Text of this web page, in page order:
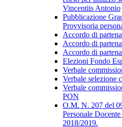
Vincentiis Antonio
Pubblicazione
Provvisoria
Accordo di
Accordo di
Accordo di
Elezioni Fondo
Verbale
Verbale selezione
Verbale
PON
O.M. N. 207 del
Personale
2018/2019.